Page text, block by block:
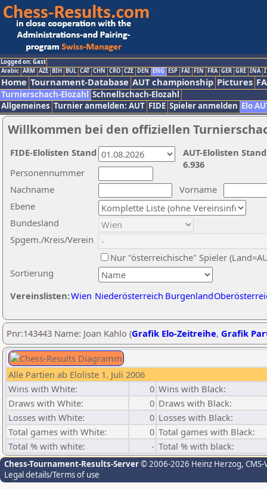
Logged on: Gast
Arabic ARM AZE BIH BUL CAT CHN CRO CZE DEN ENG ESP FAI FIN FRA GER GRE INA
Home Tournament-Database AUT championship Pictures
Turnierschach-Elozahl Schnellschach-Elozahl
Allgemeines Turnier anmelden: AUT FIDE Spieler anmelden Elo
Willkommen bei den offiziellen
Nachname
Vorname
Ebene
Sortierung
Personennummer
Bundesland
Spgem./Kreis/Verein
Nur "österreichische" Spieler
Vereinslisten:Wien Niederösterreich Burgenland
AUT-Elolisten
6.936
FIDE-Elolisten Stand
Pnr:143443 Name: Joan Kahlo (Grafik Elo-Zeitreihe, Grafik
Alle Partien ab Eloliste 1. Juli 2006
Wins with White:
0 Wins with Black:
Draws with White:
0 Draws with Black:
Losses with White:
0 Losses with Black:
Total games with White:
0 Total games with Black:
Total % with white:
- Total % with black:
Chess-Tournament-Results-Server© 2006-2026 Heinz Herzog,
Legal details/Terms of use